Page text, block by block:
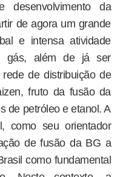
desenvolvimento da
de agora um grande
e intensa atividade
gás, além de já ser
de distribuição de
fruto da fusão da
de petróleo e etanol. A
como seu orientador
de fusão da BG a
como fundamental